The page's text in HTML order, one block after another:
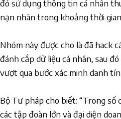
đó sử dụng thông tin cá nhân
nạn nhân trong khoảng thời
Nhóm này được cho là đã hack
đánh cắp dữ liệu cá nhân, sau
vượt qua bước xác minh danh
Bộ Tư pháp cho biết: “Trong số
các tập đoàn lớn và đại diện